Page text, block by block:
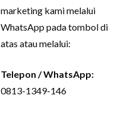
marketing kami melalui
WhatsApp pada tombol di
atas atau melalui:
Telepon / WhatsApp:
0813-1349-146